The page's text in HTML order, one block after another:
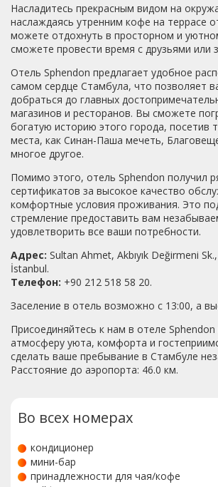
замечательный вид на Мраморное
другой стороны на Голубую Мечеть.
минут 5-7 ходьбы прогулочным шагом.
трамвая, который доставит до более
достопримечательностей (Дворец
например). Если идти в другую сторону
попадешь на шоссе Кеннеди, а там и до
рукой подать. Этот отель семейный, и
дружелюбный и всегда готов помочь со
возникающими вопросами. Персонал
На ресепшен есть различные карты
буклеты. Я бы даже сервис этого отеля
как европейский, чем турецкий) Очень
люди. Оплату принимают, как по
наличными. Отель предоставляет
трансфер (30 евро) при прилете. А при
воспользоваться опять же услугой
рекомендовала как отличный, для места
осмотре всех достопримечательностей
Насладитесь прекрасным видом на
наслаждаясь утренним кофе на террасе
можете отдохнуть в просторном и
сможете провести время с друзьями или
Отель Sphendon предлагает удобное
самом сердце Стамбула, что позволяет
добраться до главных
магазинов и ресторанов. Вы сможете
богатую историю этого города, посетив
места, как Синан-Паша мечеть,
многое другое.
Помимо этого, отель Sphendon получил
сертификатов за высокое качество
комфортные условия проживания. Это
стремление предоставить вам
удовлетворить все ваши потребности.
Адрес: Sultan Ahmet, Akbıyık Değirmeni
İstanbul.
Телефон: +90 212 518 58 20.
Заселение в отель возможно с 13:00, а
Присоединяйтесь к нам в отеле Sphendon
атмосферу уюта, комфорта и
сделать ваше пребывание в Стамбуле
Расстояние до аэропорта: 46.0 км.
Во всех номерах
кондиционер
мини-бар
принадлежности для чая/кофе